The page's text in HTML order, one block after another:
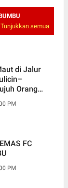
Tunjukkan semua
di Jalur
Orang
PM
FC
PM